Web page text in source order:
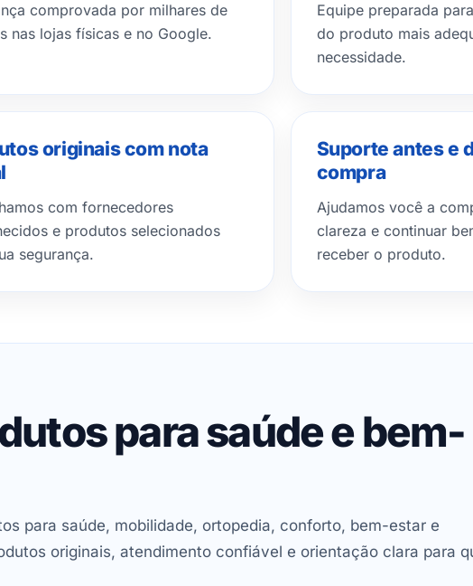
comprovada por milhares de
nas lojas físicas e no Google.
Equipe preparada
do produto mais
necessidade.
originais com nota
com fornecedores
e produtos selecionados
segurança.
Suporte antes e
compra
Ajudamos você a
clareza e continuar
receber o produto.
para saúde e bem-
para saúde, mobilidade, ortopedia, conforto, bem-estar e
originais, atendimento confiável e orientação clara para